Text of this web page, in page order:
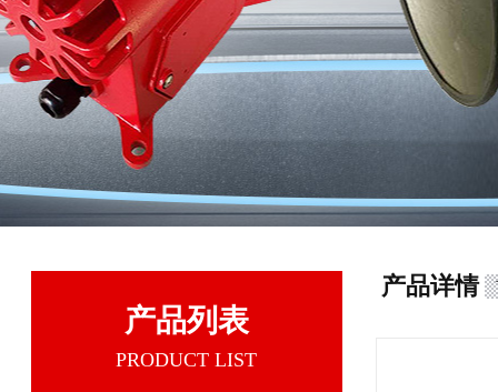
产品列表
PRODUCT LIST
产品详情